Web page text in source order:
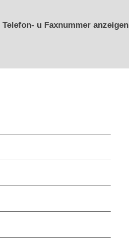
Telefon- u Faxnummer anzeigen